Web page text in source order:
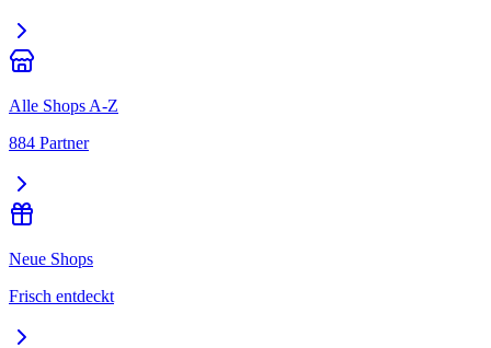
Alle Shops A-Z
884 Partner
Neue Shops
Frisch entdeckt